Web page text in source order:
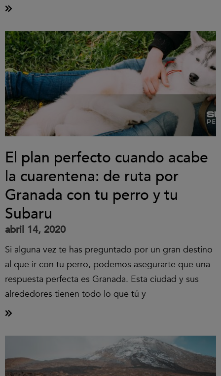
El plan perfecto cuando acabe
la cuarentena: de ruta por
Granada con tu perro y tu
Subaru
abril 14, 2020
Si alguna vez te has preguntado por un gran destino
al que ir con tu perro, podemos asegurarte que una
respuesta perfecta es Granada. Esta ciudad y sus
alrededores tienen todo lo que tú y